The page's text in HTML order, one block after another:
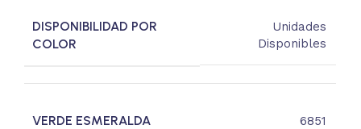
DISPONIBILIDAD POR
COLOR
Unidades
Disponibles
VERDE ESMERALDA 6851